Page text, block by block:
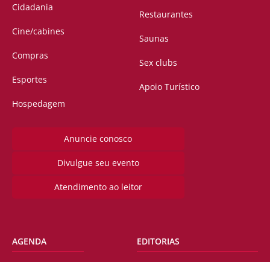
Cidadania
Cine/cabines
Compras
Esportes
Hospedagem
Restaurantes
Saunas
Sex clubs
Apoio Turístico
Anuncie conosco
Divulgue seu evento
Atendimento ao leitor
AGENDA EDITORIAS